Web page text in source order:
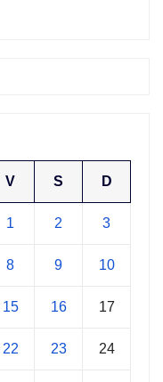
V S D
1 2 3
8 9 10
15 16 17
22 23 24